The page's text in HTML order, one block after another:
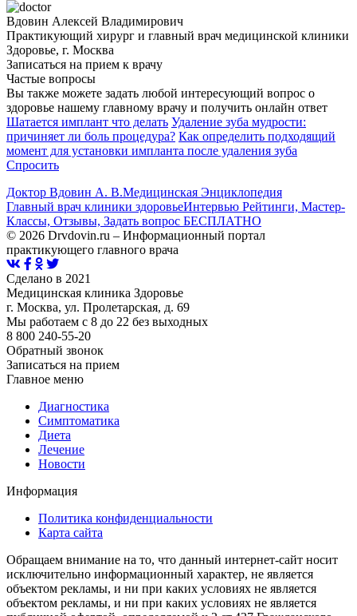
Вдовин Алексей Владимирович
Практикующий хирург и главный врач медицинской клиники
Здоровье, г. Москва
Записаться на прием к врачу
Частые вопросы
Вы также можете задать любой интересующий вопрос о
здоровье нашему главному врачу и получить онлайн ответ
Шатается имплант что делать Удаление зуба мудрости:
причиняет ли боль процедура? Как определить подходящий
момент для установки импланта после удаления зуба
Спросить
Доктор Вдовин А. В.Медицинская Энциклопедия
Главный врач клиники здоровьеИнтервью Рейтинги, Мастер-
Классы, Отзывы, Задать вопрос БЕСПЛАТНО
© 2026 Drvdovin.ru – Информационный портал
практикующего главного врача
Сделано в 2021
Медицинская клиника Здоровье
г. Москва, ул. Пролетарская, д. 69
Мы работаем с 8 до 22 без выходных
8 800 240-55-20
Обратный звонок
Записаться на прием
Главное меню
Диагностика
Cимптоматика
Диета
Лечение
Новости
Информация
Политика конфиденциальности
Карта сайта
Обращаем внимание на то, что данный интернет-сайт носит
исключительно информационный характер, не является
объектом рекламы, и ни при каких условиях не является
объектом рекламы, и ни при каких условиях не является